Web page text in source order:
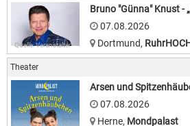
Quelle: Veranstalter
Bruno "Günna" Knust -
07.08.2026
Dortmund,
Theater
Arsen und
07.08.2026
Herne, Mondpalast